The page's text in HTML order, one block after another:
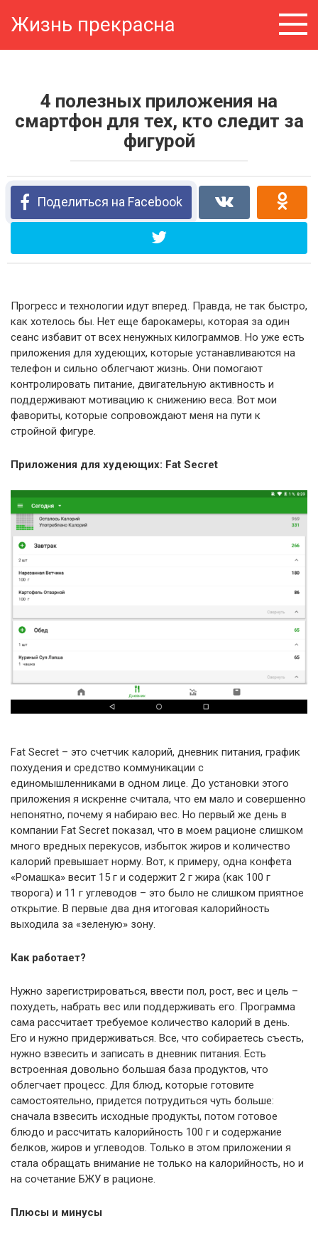
Жизнь прекрасна
4 полезных приложения на
смартфон для тех, кто следит за
фигурой
Поделиться на Facebook
Прогресс и технологии идут вперед. Правда, не так быстро,
как хотелось бы. Нет еще барокамеры, которая за один
сеанс избавит от всех ненужных килограммов. Но уже есть
приложения для худеющих, которые устанавливаются на
телефон и сильно облегчают жизнь. Они помогают
контролировать питание, двигательную активность и
поддерживают мотивацию к снижению веса. Вот мои
фавориты, которые сопровождают меня на пути к
стройной фигуре.
Приложения для худеющих: Fat Secret
Fat Secret – это счетчик калорий, дневник питания, график
похудения и средство коммуникации с
единомышленниками в одном лице. До установки этого
приложения я искренне считала, что ем мало и совершенно
непонятно, почему я набираю вес. Но первый же день в
компании Fat Secret показал, что в моем рационе слишком
много вредных перекусов, избыток жиров и количество
калорий превышает норму. Вот, к примеру, одна конфета
«Ромашка» весит 15 г и содержит 2 г жира (как 100 г
творога) и 11 г углеводов – это было не слишком приятное
открытие. В первые два дня итоговая калорийность
выходила за «зеленую» зону.
Как работает?
Нужно зарегистрироваться, ввести пол, рост, вес и цель –
похудеть, набрать вес или поддерживать его. Программа
сама рассчитает требуемое количество калорий в день.
Его и нужно придерживаться. Все, что собираетесь съесть,
нужно взвесить и записать в дневник питания. Есть
встроенная довольно большая база продуктов, что
облегчает процесс. Для блюд, которые готовите
самостоятельно, придется потрудиться чуть больше:
сначала взвесить исходные продукты, потом готовое
блюдо и рассчитать калорийность 100 г и содержание
белков, жиров и углеводов. Только в этом приложении я
стала обращать внимание не только на калорийность, но и
на сочетание БЖУ в рационе.
Плюсы и минусы